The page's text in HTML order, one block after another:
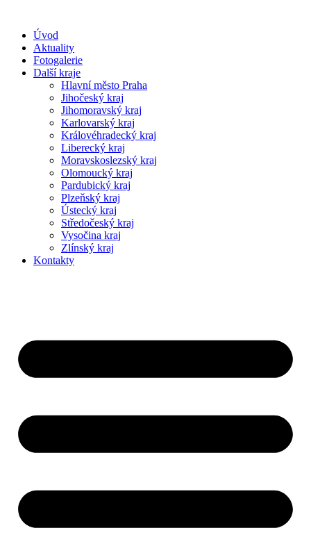
Úvod
Aktuality
Fotogalerie
Další kraje
Hlavní město Praha
Jihočeský kraj
Jihomoravský kraj
Karlovarský kraj
Královéhradecký kraj
Liberecký kraj
Moravskoslezský kraj
Olomoucký kraj
Pardubický kraj
Plzeňský kraj
Ústecký kraj
Středočeský kraj
Vysočina kraj
Zlínský kraj
Kontakty